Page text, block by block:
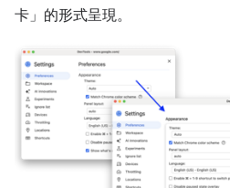
卡」的形式呈現。